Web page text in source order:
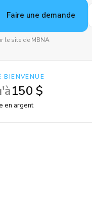
Faire une demande
le site de MBNA
BIENVENUE
150 $
en argent